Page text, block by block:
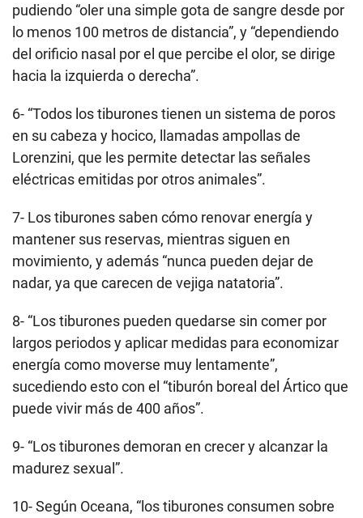
pudiendo “oler una simple gota de sangre desde por
lo menos 100 metros de distancia”, y “dependiendo
del orificio nasal por el que percibe el olor, se dirige
hacia la izquierda o derecha”.
6- “Todos los tiburones tienen un sistema de poros
en su cabeza y hocico, llamadas ampollas de
Lorenzini, que les permite detectar las señales
eléctricas emitidas por otros animales”.
7- Los tiburones saben cómo renovar energía y
mantener sus reservas, mientras siguen en
movimiento, y además “nunca pueden dejar de
nadar, ya que carecen de vejiga natatoria”.
8- “Los tiburones pueden quedarse sin comer por
largos periodos y aplicar medidas para economizar
energía como moverse muy lentamente”,
sucediendo esto con el “tiburón boreal del Ártico que
puede vivir más de 400 años”.
9- “Los tiburones demoran en crecer y alcanzar la
madurez sexual”.
10- Según Oceana, “los tiburones consumen sobre